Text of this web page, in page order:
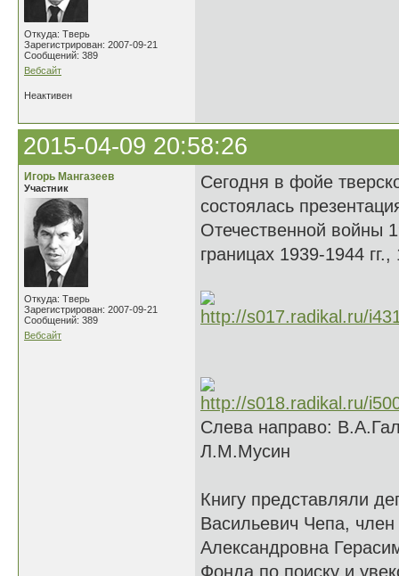
Откуда: Тверь
Зарегистрирован: 2007-09-21
Сообщений: 389
Вебсайт
Неактивен
2015-04-09 20:58:26
Игорь Мангазеев
Участник
Откуда: Тверь
Зарегистрирован: 2007-09-21
Сообщений: 389
Вебсайт
Сегодня в фойе
состоялась
Отечественной войны
границах 1939-1944
Слева направо:
Л.М.Мусин
Книгу представляли
Васильевич Чепа, член
Александровна
Фонда по поиску и